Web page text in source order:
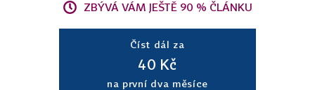
ZBÝVÁ VÁM JEŠTĚ 90 % ČLÁNKU
Číst dál za
40 Kč
na první dva měsíce